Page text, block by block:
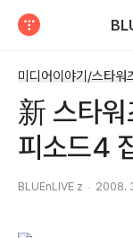
미디어이야기/스타워
新 스타워
피소드4
BLUEnLIVE z 2008.